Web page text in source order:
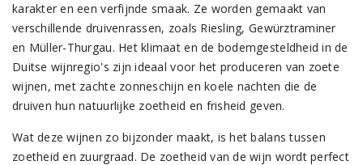
karakter en een verfijnde smaak. Ze worden gemaakt van
verschillende druivenrassen, zoals Riesling, Gewürztraminer
en Müller-Thurgau. Het klimaat en de bodemgesteldheid in de
Duitse wijnregio's zijn ideaal voor het produceren van zoete
wijnen, met zachte zonneschijn en koele nachten die de
druiven hun natuurlijke zoetheid en frisheid geven.
Wat deze wijnen zo bijzonder maakt, is het balans tussen
zoetheid en zuurgraad. De zoetheid van de wijn wordt perfect